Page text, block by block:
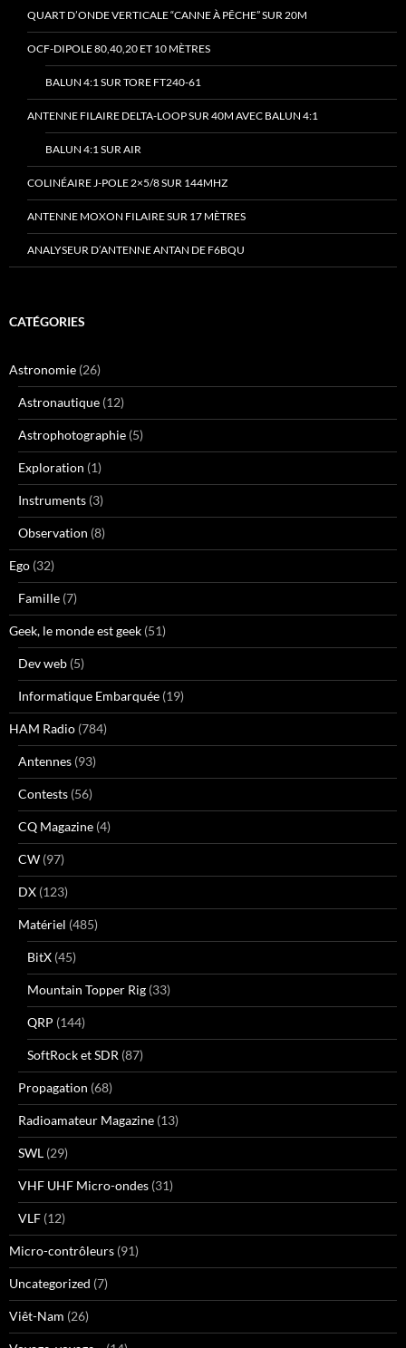
QUART D’ONDE VERTICALE “CANNE À PÊCHE” SUR 20M
OCF-DIPOLE 80,40,20 ET 10 MÈTRES
BALUN 4:1 SUR TORE FT240-61
ANTENNE FILAIRE DELTA-LOOP SUR 40M AVEC BALUN 4:1
BALUN 4:1 SUR AIR
COLINÉAIRE J-POLE 2×5/8 SUR 144MHZ
ANTENNE MOXON FILAIRE SUR 17 MÈTRES
ANALYSEUR D’ANTENNE ANTAN DE F6BQU
CATÉGORIES
Astronomie (26)
Astronautique (12)
Astrophotographie (5)
Exploration (1)
Instruments (3)
Observation (8)
Ego (32)
Famille (7)
Geek, le monde est geek (51)
Dev web (5)
Informatique Embarquée (19)
HAM Radio (784)
Antennes (93)
Contests (56)
CQ Magazine (4)
CW (97)
DX (123)
Matériel (485)
BitX (45)
Mountain Topper Rig (33)
QRP (144)
SoftRock et SDR (87)
Propagation (68)
Radioamateur Magazine (13)
SWL (29)
VHF UHF Micro-ondes (31)
VLF (12)
Micro-contrôleurs (91)
Uncategorized (7)
Viêt-Nam (26)